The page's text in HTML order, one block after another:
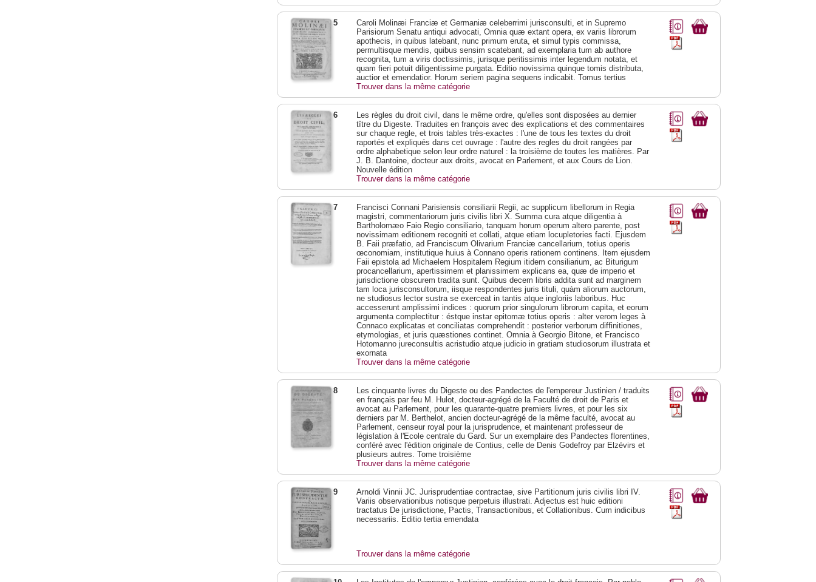
5
Caroli Molinæi Franciæ et Germaniæ celeberrimi jurisconsulti, et in Supremo
Parisiorum Senatu antiqui advocati, Omnia quæ extant opera, ex variis librorum
apothecis, in quibus latebant, nunc primum eruta, et simul typis commissa,
permultisque mendis, quibus sensim scatebant, ad exemplaria tum ab authore
recognita, tum a viris doctissimis, jurisque peritissimis inter legendum notata, et
quam fieri potuit diligentissime purgata. Editio novissima quinque tomis distributa,
auctior et emendatior. Horum seriem pagina sequens indicabit. Tomus tertius
Trouver dans la même catégorie
6
Les règles du droit civil, dans le même ordre, qu'elles sont disposées au dernier
tître du Digeste. Traduites en françois avec des explications et des commentaires
sur chaque regle, et trois tables très-exactes : l'une de tous les textes du droit
raportés et expliqués dans cet ouvrage : l'autre des regles du droit rangées par
ordre alphabetique selon leur ordre naturel : la troisième de toutes les matières. Par
J. B. Dantoine, docteur aux droits, avocat en Parlement, et aux Cours de Lion.
Nouvelle édition
Trouver dans la même catégorie
7
Francisci Connani Parisiensis consiliarii Regii, ac supplicum libellorum in Regia
magistri, commentariorum juris civilis libri X. Summa cura atque diligentia à
Bartholomæo Faio Regio consiliario, tanquam horum operum altero parente, post
novissimam editionem recogniti et collati, atque etiam locupletories facti. Ejusdem
B. Faii præfatio, ad Franciscum Olivarium Franciæ cancellarium, totius operis
œconomiam, institutique huius à Connano operis rationem continens. Item ejusdem
Faii epistola ad Michaelem Hospitalem Regium itidem consiliarium, ac Biturigum
procancellarium, apertissimem et planissimem explicans ea, quæ de imperio et
jurisdictione obscurem tradita sunt. Quibus decem libris addita sunt ad marginem
tam loca jurisconsultorum, iisque respondentes juris tituli, quàm aliorum auctorum,
ne studiosus lector sustra se exerceat in tantis atque ingloriis laboribus. Huc
accesserunt amplissimi indices : quorum prior singulorum librorum capita, et eorum
argumenta complectitur : éstque instar epitomæ totius operis : alter verom leges à
Connaco explicatas et conciliatas comprehendit : posterior verborum diffinitiones,
etymologias, et juris quæstiones continet. Omnia à Georgio Bitone, et Francisco
Hotomanno jureconsultis acristudio atque judicio in gratiam studiosorum illustrata et
exornata
Trouver dans la même catégorie
8
Les cinquante livres du Digeste ou des Pandectes de l'empereur Justinien / traduits
en français par feu M. Hulot, docteur-agrégé de la Faculté de droit de Paris et
avocat au Parlement, pour les quarante-quatre premiers livres, et pour les six
derniers par M. Berthelot, ancien docteur-agrégé de la même faculté, avocat au
Parlement, censeur royal pour la jurisprudence, et maintenant professeur de
législation à l'Ecole centrale du Gard. Sur un exemplaire des Pandectes florentines,
conféré avec l'édition originale de Contius, celle de Denis Godefroy par Elzévirs et
plusieurs autres. Tome troisième
Trouver dans la même catégorie
9
Arnoldi Vinnii JC. Jurisprudentiae contractae, sive Partitionum juris civilis libri IV.
Variis observationibus notisque perpetuis illustrati. Adjectus est huic editioni
tractatus De jurisdictione, Pactis, Transactionibus, et Collationibus. Cum indicibus
necessariis. Editio tertia emendata
Trouver dans la même catégorie